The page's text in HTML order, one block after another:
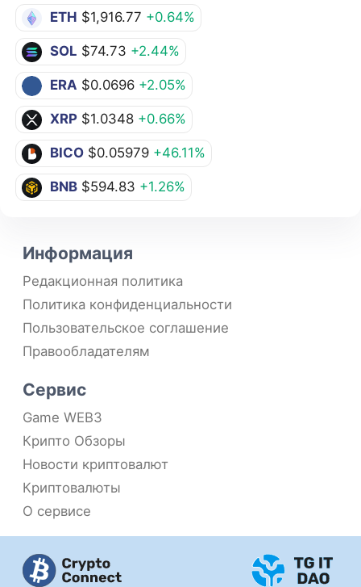
ETH $1,916.77 +0.64%
SOL $74.73 +2.44%
ERA $0.0696 +2.05%
XRP $1.0348 +0.66%
BICO $0.05979 +46.11%
BNB $594.83 +1.26%
Информация
Редакционная политика
Политика конфиденциальности
Пользовательское соглашение
Правообладателям
Сервис
Game WEB3
Крипто Обзоры
Новости криптовалют
Криптовалюты
О сервисе